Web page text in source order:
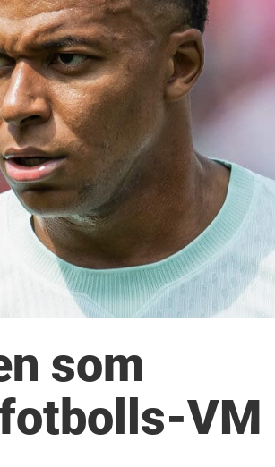
som
VM